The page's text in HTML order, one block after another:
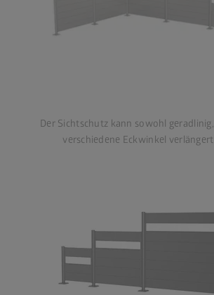
Der Sichtschutz kann sowohl
verschiedene Eckwinkel